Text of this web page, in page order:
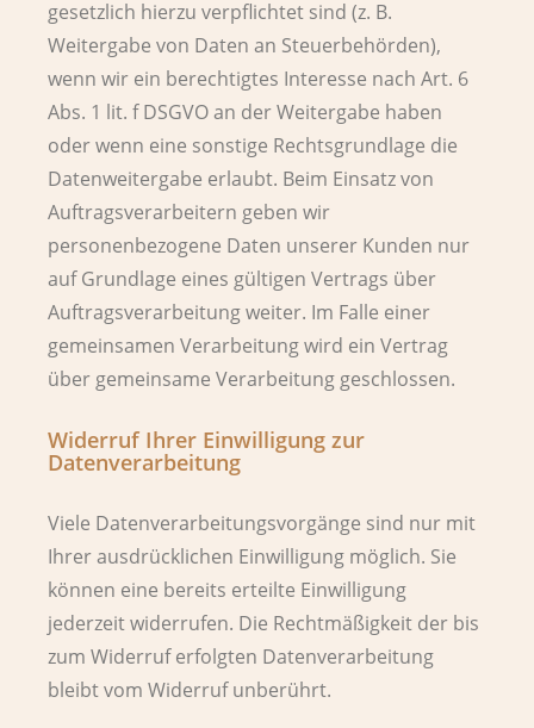
gesetzlich hierzu verpflichtet sind (z. B.
Weitergabe von Daten an Steuerbehörden),
wenn wir ein berechtigtes Interesse nach Art. 6
Abs. 1 lit. f DSGVO an der Weitergabe haben
oder wenn eine sonstige Rechtsgrundlage die
Datenweitergabe erlaubt. Beim Einsatz von
Auftragsverarbeitern geben wir
personenbezogene Daten unserer Kunden nur
auf Grundlage eines gültigen Vertrags über
Auftragsverarbeitung weiter. Im Falle einer
gemeinsamen Verarbeitung wird ein Vertrag
über gemeinsame Verarbeitung geschlossen.
Widerruf Ihrer Einwilligung zur
Datenverarbeitung
Viele Datenverarbeitungsvorgänge sind nur mit
Ihrer ausdrücklichen Einwilligung möglich. Sie
können eine bereits erteilte Einwilligung
jederzeit widerrufen. Die Rechtmäßigkeit der bis
zum Widerruf erfolgten Datenverarbeitung
bleibt vom Widerruf unberührt.